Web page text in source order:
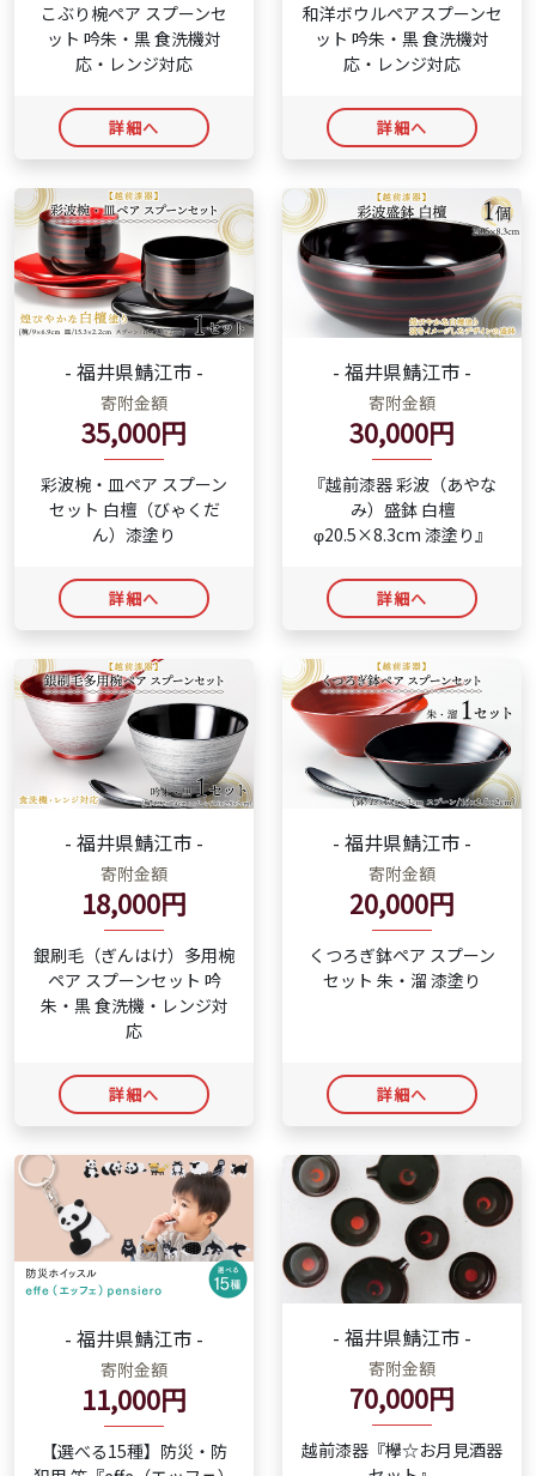
こぶり椀ペア スプーンセ
ット 吟朱・黒 食洗機対
応・レンジ対応
詳細へ
和洋ボウルペアスプーンセ
ット 吟朱・黒 食洗機対
応・レンジ対応
詳細へ
- 福井県鯖江市 -
寄附金額
35,000円
彩波椀・皿ペア スプーン
セット 白檀（びゃくだ
ん）漆塗り
詳細へ
- 福井県鯖江市 -
寄附金額
30,000円
『越前漆器 彩波（あやな
み）盛鉢 白檀
φ20.5×8.3cm 漆塗り』
詳細へ
- 福井県鯖江市 -
寄附金額
18,000円
銀刷毛（ぎんはけ）多用椀
ペア スプーンセット 吟
朱・黒 食洗機・レンジ対
応
詳細へ
- 福井県鯖江市 -
寄附金額
20,000円
くつろぎ鉢ペア スプーン
セット 朱・溜 漆塗り
詳細へ
- 福井県鯖江市 -
寄附金額
11,000円
【選べる15種】防災・防
- 福井県鯖江市 -
寄附金額
70,000円
越前漆器『欅☆お月見酒器